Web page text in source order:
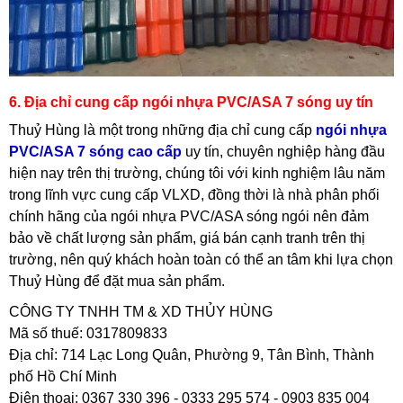
6. Địa chỉ cung cấp ngói nhựa PVC/ASA 7 sóng uy tín
Thuỷ Hùng là một trong những địa chỉ cung cấp ngói nhựa
PVC/ASA 7 sóng cao cấp uy tín, chuyên nghiệp hàng đầu
hiện nay trên thị trường, chúng tôi với kinh nghiệm lâu năm
trong lĩnh vực cung cấp VLXD, đồng thời là nhà phân phối
chính hãng của ngói nhựa PVC/ASA sóng ngói nên đảm
bảo về chất lượng sản phẩm, giá bán cạnh tranh trên thị
trường, nên quý khách hoàn toàn có thể an tâm khi lựa chọn
Thuỷ Hùng để đặt mua sản phẩm.
CÔNG TY TNHH TM & XD THỦY HÙNG
Mã số thuế: 0317809833
Địa chỉ: 714 Lạc Long Quân, Phường 9, Tân Bình, Thành
phố Hồ Chí Minh
Điện thoại: 0367 330 396 - 0333 295 574 - 0903 835 004